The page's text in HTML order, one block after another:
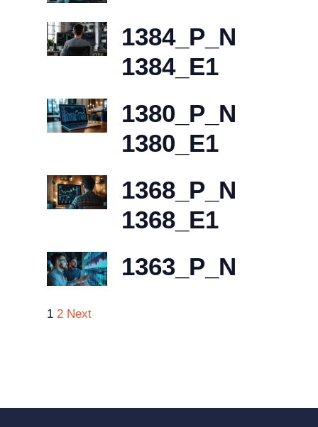
1384_P_N
1384_E1
1380_P_N
1380_E1
1368_P_N
1368_E1
1363_P_N
1 2 Next